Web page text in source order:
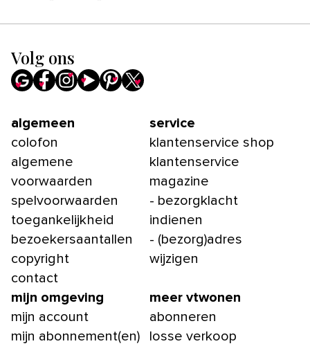
Volg ons
algemeen
colofon
algemene
voorwaarden
spelvoorwaarden
toegankelijkheid
bezoekersaantallen
copyright
contact
service
klantenservice shop
klantenservice
magazine
- bezorgklacht
indienen
- (bezorg)adres
wijzigen
mijn omgeving
mijn account
mijn abonnement(en)
meer vtwonen
abonneren
losse verkoop